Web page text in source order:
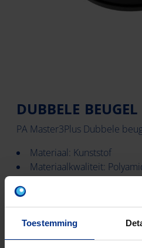
Toestemming
DUBBELE
PA Master3Plus Dubbele
Materiaal: Kunststof
Materiaalkwaliteit:
Aansluitmaat
Sluitvoorziening: Dubbel
Geschikt voor stalen buis: